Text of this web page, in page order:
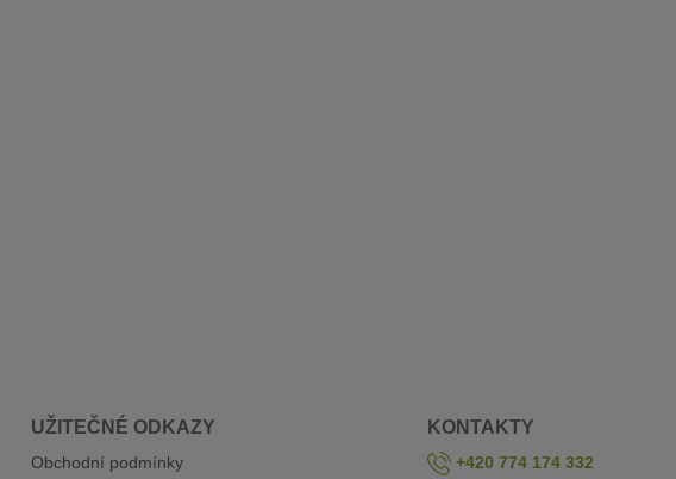
UŽITEČNÉ ODKAZY
Obchodní podmínky
KONTAKTY
+420 774 174 332